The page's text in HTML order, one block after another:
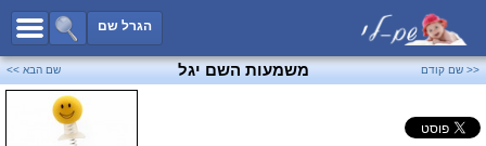
הגרל שם
כל השמות
שמות לבנים
שמות לבנות
<< שם קודם משמעות השם יגל שם הבא >>